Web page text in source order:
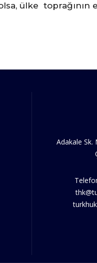
ülke toprağının
Adakale Sk.